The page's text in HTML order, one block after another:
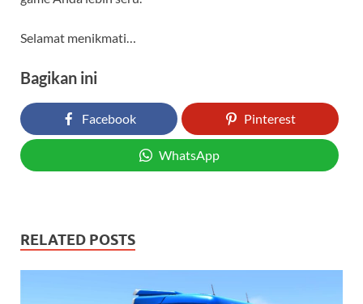
Selamat menikmati…
Bagikan ini
Facebook Pinterest
WhatsApp
RELATED POSTS